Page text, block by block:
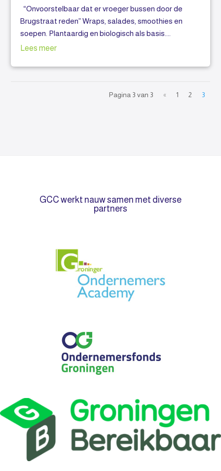
“Onvoorstelbaar dat er vroeger bussen door de
Brugstraat reden” Wraps, salades, smoothies en
soepen. Plantaardig en biologisch als basis....
Lees meer
Pagina 3 van 3 « 1 2 3
GCC werkt nauw samen met diverse
partners